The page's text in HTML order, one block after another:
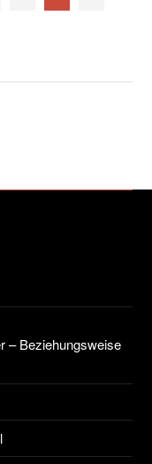
– Beziehungsweise